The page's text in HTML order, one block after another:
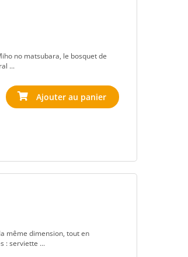
no matsubara, le bosquet de
...
même dimension, tout en
: serviette ...